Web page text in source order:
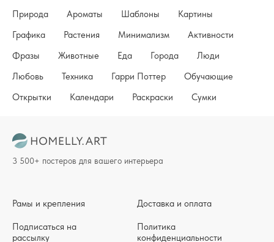
Природа
Ароматы Шаблоны
Картины
Графика
Растения Минимализм
Активности
Фразы
Животные Еда Города
Люди
Любовь
Техника Гарри Поттер
Обучающие
Открытки
Календари Раскраски Сумки
Рамы и крепления
Подписаться на
рассылку
Доставка и оплата
Политика
конфиденциальности
3 500+ постеров для вашего интерьера